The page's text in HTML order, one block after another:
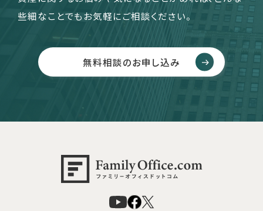
些細なことでもお気軽にご相談ください。
無料相談のお申し込み